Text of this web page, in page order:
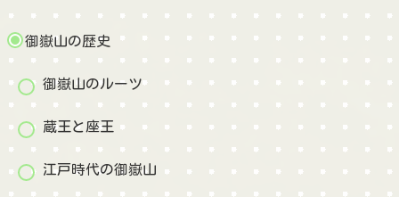
御嶽山の歴史
御嶽山のルーツ
蔵王と座王
江戸時代の御嶽山